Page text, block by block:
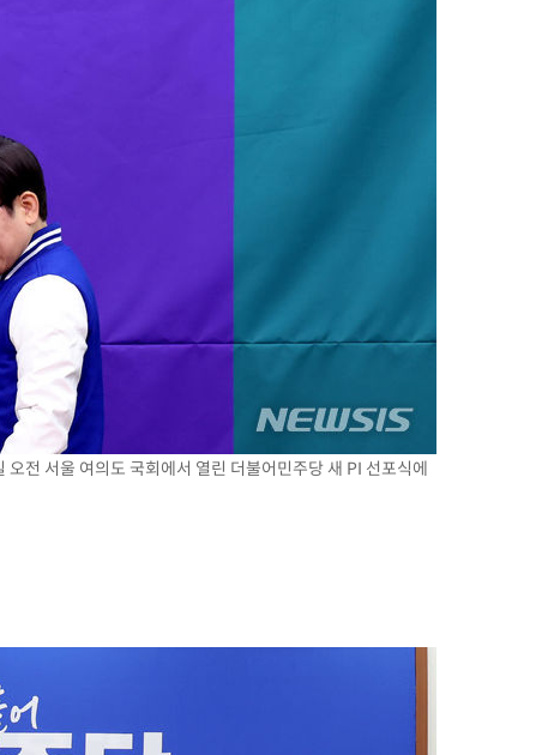
전 서울 여의도 국회에서 열린 더불어민주당 새 PI 선포식에